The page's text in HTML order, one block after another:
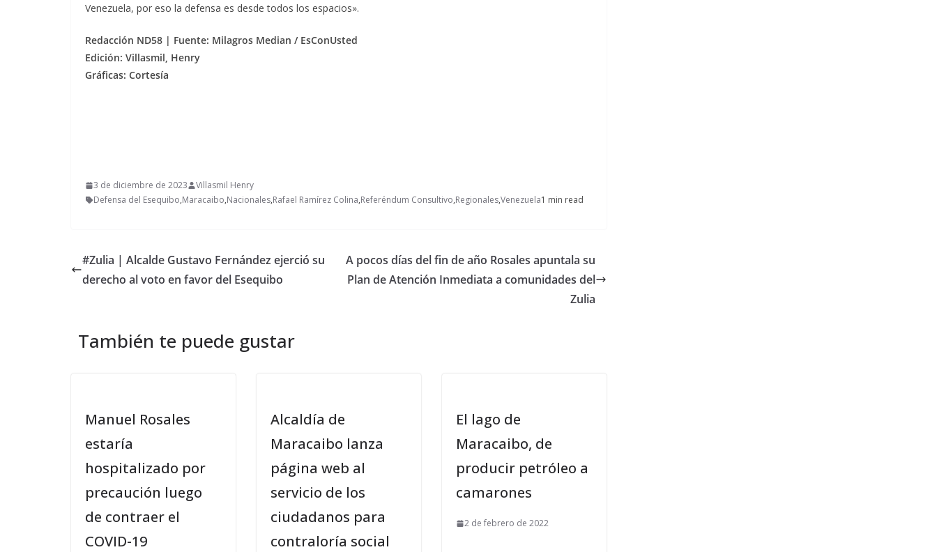
Venezuela, por eso la defensa es desde todos los espacios».
Redacción ND58 | Fuente: Milagros Median / EsConUsted
Edición: Villasmil, Henry
Gráficas: Cortesía
3 de diciembre de 2023
Villasmil Henry
Defensa del Esequibo,Maracaibo,Nacionales,Rafael Ramírez Colina,Referéndum Consultivo,Regionales,Venezuela1 min read
#Zulia | Alcalde Gustavo Fernández ejerció su
derecho al voto en favor del Esequibo
A pocos días del fin de año Rosales apuntala su
Plan de Atención Inmediata a comunidades del
Zulia
También te puede gustar
Manuel Rosales
estaría
hospitalizado por
precaución luego
de contraer el
COVID-19
Alcaldía de
Maracaibo lanza
página web al
servicio de los
ciudadanos para
contraloría social
El lago de
Maracaibo, de
producir petróleo a
camarones
2 de febrero de 2022